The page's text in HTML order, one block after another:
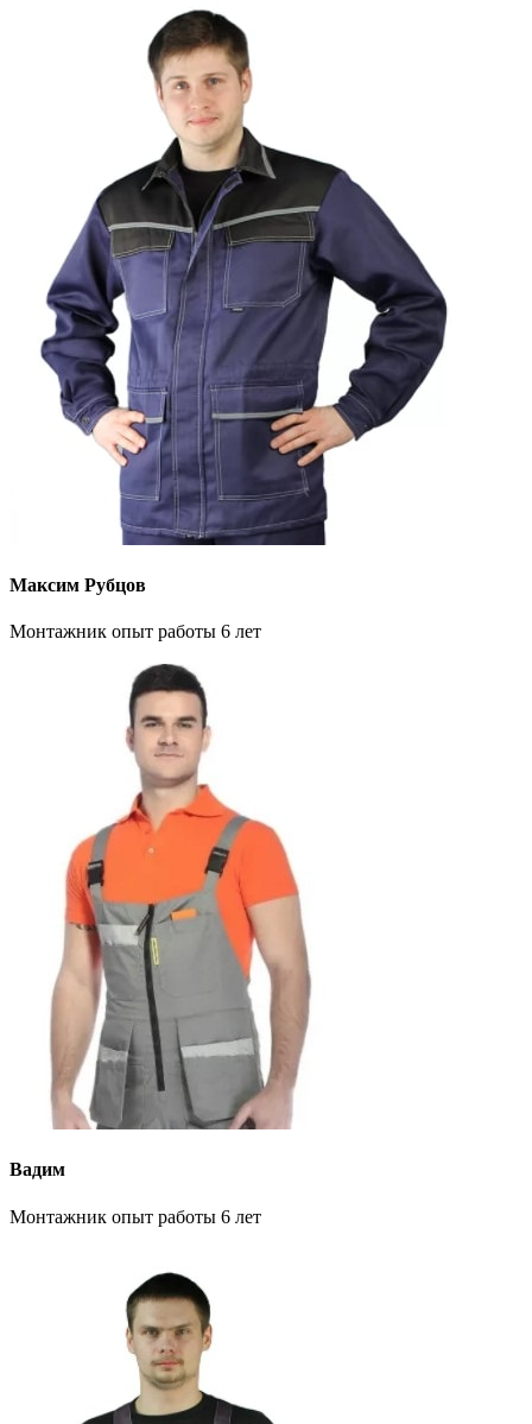
Максим Рубцов
Монтажник опыт работы 6 лет
Вадим
Монтажник опыт работы 6 лет